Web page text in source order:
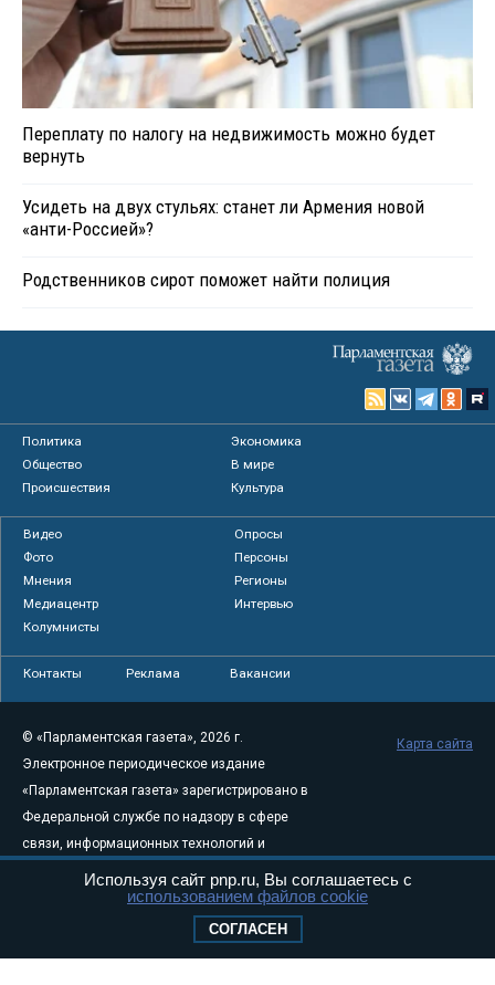
Переплату по налогу на недвижимость можно будет
вернуть
Усидеть на двух стульях: станет ли Армения новой
«анти-Россией»?
Родственников сирот поможет найти полиция
Политика
Экономика
Общество
В мире
Происшествия
Культура
Видео
Опросы
Фото
Персоны
Мнения
Регионы
Медиацентр
Интервью
Колумнисты
Контакты Реклама Вакансии
© «Парламентская газета», 2026 г.
Электронное периодическое издание
«Парламентская газета» зарегистрировано в
Федеральной службе по надзору в сфере
связи, информационных технологий и
августа 2011 года. 18+
Свидетельство о регистрации Эл № ФС77-
Карта сайта
Используя сайт pnp.ru, Вы соглашаетесь с
использованием файлов cookie
СОГЛАСЕН